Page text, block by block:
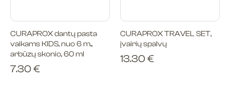
CURAPROX dantų pasta
vaikams KIDS, nuo 6 m.,
arbūzų skonio, 60 ml
7.30 €
CURAPROX TRAVEL SET,
įvairių spalvų
13.30 €